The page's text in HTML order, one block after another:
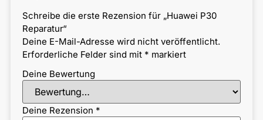
Schreibe die erste Rezension für „Huawei P30
Reparatur“
Deine E-Mail-Adresse wird nicht veröffentlicht.
Erforderliche Felder sind mit * markiert
Deine Bewertung
Deine Rezension *